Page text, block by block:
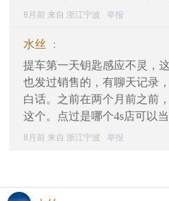
8月前 来自 浙江宁波 举报
水丝 ：
提车第一天钥匙感应不灵，
也发过销售的，有聊天记录
白话。之前在两个月前之前
这个。点过是哪个4s店可以
8月前 来自 浙江宁波 举报